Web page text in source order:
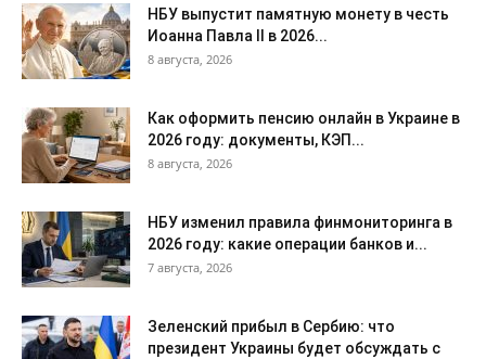
НБУ выпустит памятную монету в честь
Иоанна Павла II в 2026...
8 августа, 2026
Как оформить пенсию онлайн в Украине в
2026 году: документы, КЭП...
8 августа, 2026
НБУ изменил правила финмониторинга в
2026 году: какие операции банков и...
7 августа, 2026
Зеленский прибыл в Сербию: что
президент Украины будет обсуждать с